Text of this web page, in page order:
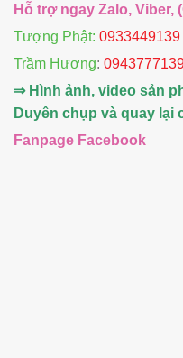
Hỗ trợ ngay Zalo, Viber,
Tượng Phật: 0933449139
Trầm Hương:
⇒ Hình ảnh, video sản
Duyên chụp và quay lại
Fanpage Facebook